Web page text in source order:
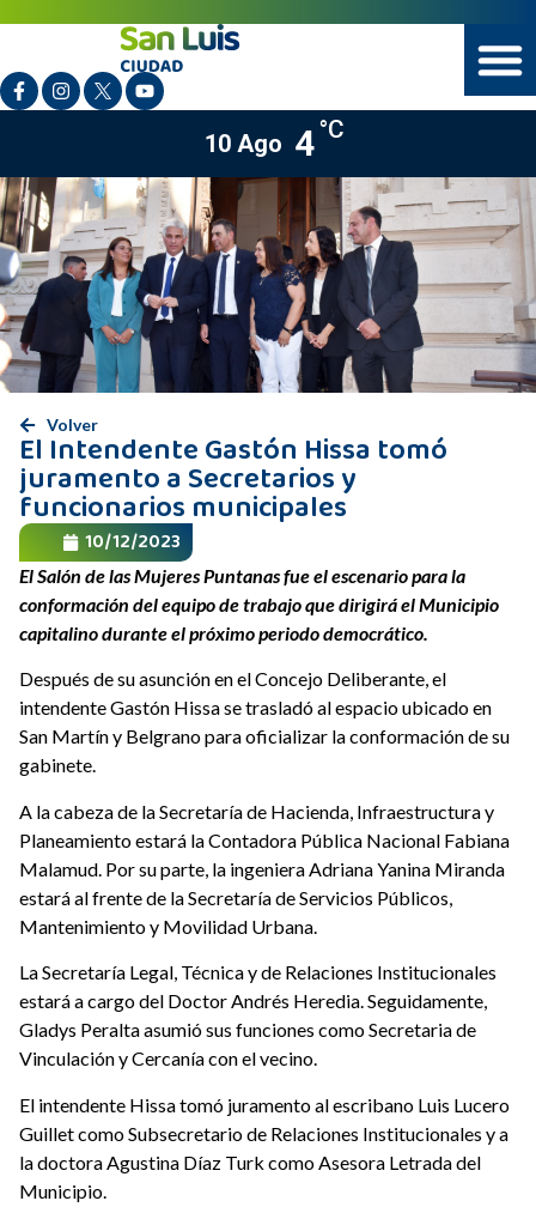
10 Ago 4°C
Volver
El Intendente Gastón Hissa tomó
juramento a Secretarios y
funcionarios municipales
10/12/2023
El Salón de las Mujeres Puntanas fue el escenario para la
conformación del equipo de trabajo que dirigirá el Municipio
capitalino durante el próximo periodo democrático.
Después de su asunción en el Concejo Deliberante, el
intendente Gastón Hissa se trasladó al espacio ubicado en
San Martín y Belgrano para oficializar la conformación de su
gabinete.
A la cabeza de la Secretaría de Hacienda, Infraestructura y
Planeamiento estará la Contadora Pública Nacional Fabiana
Malamud. Por su parte, la ingeniera Adriana Yanina Miranda
estará al frente de la Secretaría de Servicios Públicos,
Mantenimiento y Movilidad Urbana.
La Secretaría Legal, Técnica y de Relaciones Institucionales
estará a cargo del Doctor Andrés Heredia. Seguidamente,
Gladys Peralta asumió sus funciones como Secretaria de
Vinculación y Cercanía con el vecino.
El intendente Hissa tomó juramento al escribano Luis Lucero
Guillet como Subsecretario de Relaciones Institucionales y a
la doctora Agustina Díaz Turk como Asesora Letrada del
Municipio.